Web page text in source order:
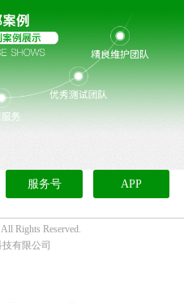
服务号 APP
Rights Reserved.
有限公司